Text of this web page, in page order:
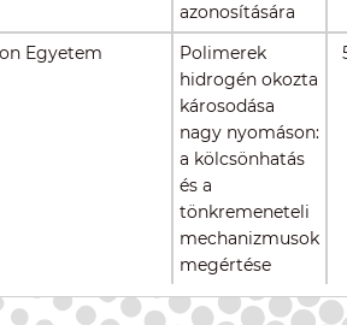
azonosítására
Egyetem
Polimerek
hidrogén okozta
károsodása
nagy nyomáson:
a kölcsönhatás
és a
tönkremeneteli
mechanizmusok
megértése